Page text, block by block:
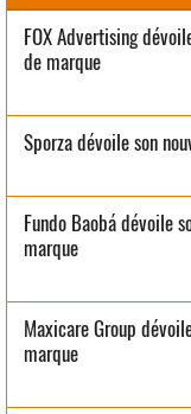
FOX Advertising
de marque
Sporza dévoile son
Fundo Baobá dévoile
marque
Maxicare Group
marque